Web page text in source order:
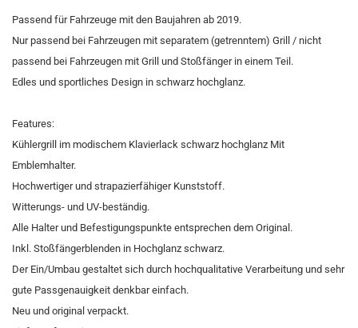
Passend für Fahrzeuge mit den Baujahren ab 2019.
Nur passend bei Fahrzeugen mit separatem (getrenntem) Grill / nicht
passend bei Fahrzeugen mit Grill und Stoßfänger in einem Teil.
Edles und sportliches Design in schwarz hochglanz.
Features:
Kühlergrill im modischem Klavierlack schwarz hochglanz Mit
Emblemhalter.
Hochwertiger und strapazierfähiger Kunststoff.
Witterungs- und UV-beständig.
Alle Halter und Befestigungspunkte entsprechen dem Original.
Inkl. Stoßfängerblenden in Hochglanz schwarz.
Der Ein/Umbau gestaltet sich durch hochqualitative Verarbeitung und sehr
gute Passgenauigkeit denkbar einfach.
Neu und original verpackt.